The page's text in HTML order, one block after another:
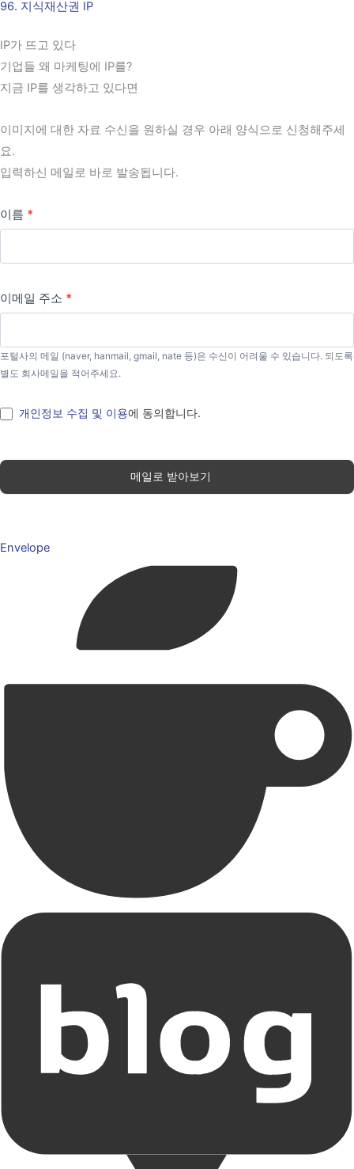
콘
츠
로
건
뛰
기
96. 지식재산권 IP
IP가 뜨고 있다
기업들 왜 마케팅에 IP를?
지금 IP를 생각하고 있다면
이미지에 대한 자료 수신을 원하실 경우 아래 양식으로 신청해주세
요.
입력하신 메일로 바로 발송됩니다.
이름 *
이메일 주소 *
포털사의 메일 (naver, hanmail, gmail, nate 등)은 수신이 어려울 수 있습니다. 되도록
별도 회사메일을 적어주세요.
개인정보 수집 및 이용에 동의합니다.
메일로 받아보기
Envelope